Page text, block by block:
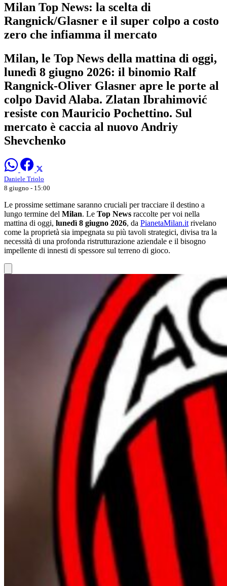
Milan Top News: la scelta di
Rangnick/Glasner e il super colpo a costo
zero che infiamma il mercato
Milan, le Top News della mattina di oggi,
lunedì 8 giugno 2026: il binomio Ralf
Rangnick-Oliver Glasner apre le porte al
colpo David Alaba. Zlatan Ibrahimović
resiste con Mauricio Pochettino. Sul
mercato è caccia al nuovo Andriy
Shevchenko
Daniele Triolo
8 giugno - 15:00
Le prossime settimane saranno cruciali per tracciare il destino a
lungo termine del Milan. Le Top News raccolte per voi nella
mattina di oggi, lunedì 8 giugno 2026, da PianetaMilan.it rivelano
come la proprietà sia impegnata su più tavoli strategici, divisa tra la
necessità di una profonda ristrutturazione aziendale e il bisogno
impellente di innesti di spessore sul terreno di gioco.